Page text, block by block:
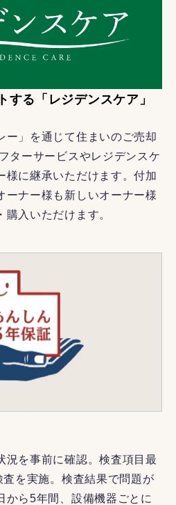
する「レジデンスケア」
ー」を通じて住まいのご売却
ターサービスやレジデンスケ
様に継承いただけます。付加
ーナー様も新しいオーナー様
購入いただけます。
況を事前に確認。検査項目最
を実施。検査結果で問題が
から5年間、設備機器ごとに